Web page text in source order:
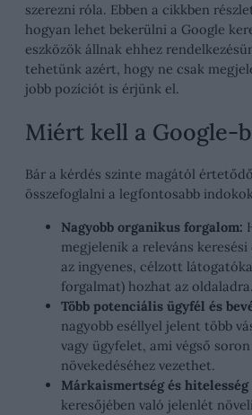
szerezni róla. Ebben a cikkben
hogyan lehet bekerülni a Google
eszközök állnak ehhez
tehetünk azért, hogy ne csak
jobb pozíciót is érjünk el.
Miért kell a Google-
Bár a kérdés szinte magától
összefoglalni a legfontosabb
Nagyobb organikus forgalom:
megjelenik a releváns
az ingyenes, célzott
forgalmat) hozhat az oldaladra.
Több potenciális ügyfél és
nagyobb eséllyel jelent több
vagy ügyfelet, ami végső
növekedéséhez vezethet.
Márkaismertség és hitelesség
keresőjében való jelenlét